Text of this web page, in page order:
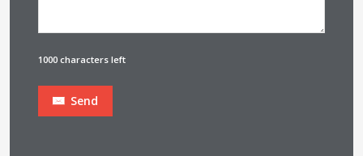
1000 characters left
Send